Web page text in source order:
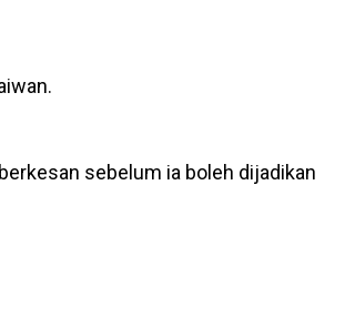
sebelum ia boleh dijadikan